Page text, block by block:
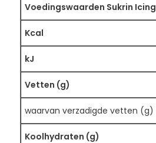
Voedingswaarden Sukrin Icing
Kcal
kJ
Vetten (g)
waarvan verzadigde vetten (g)
Koolhydraten (g)